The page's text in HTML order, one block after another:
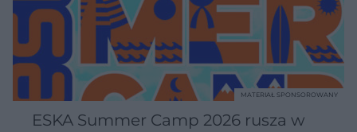
ESKA Summer Camp 2026 rusza w
MATERIAŁ SPONSOROWANY